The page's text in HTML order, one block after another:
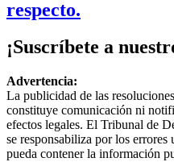
respecto.
¡Suscríbete a
Advertencia:
La publicidad de las
constituye comunicación ni
efectos legales. El Tribunal de
se responsabiliza por los
pueda contener la información